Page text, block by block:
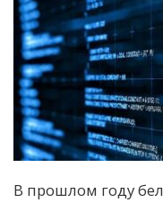
В прошлом году